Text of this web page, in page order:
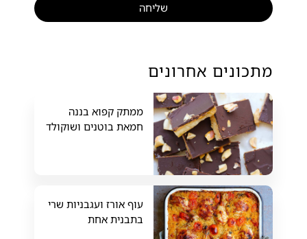
מתכונים אחרונים
ממתק קפוא בננה
חמאת בוטנים ושוקולד
עוף אורז ועגבניות שרי
בתבנית אחת
שליחה